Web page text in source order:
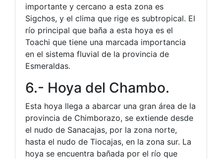
importante y cercano a esta zona es
Sigchos, y el clima que rige es subtropical. El
río principal que baña a esta hoya es el
Toachi que tiene una marcada importancia
en el sistema fluvial de la provincia de
Esmeraldas.
6.- Hoya del Chambo.
Esta hoya llega a abarcar una gran área de la
provincia de Chimborazo, se extiende desde
el nudo de Sanacajas, por la zona norte,
hasta el nudo de Tiocajas, en la zona sur. La
hoya se encuentra bañada por el río que